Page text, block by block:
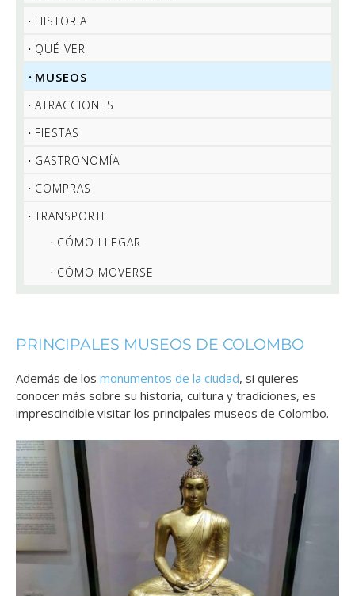
HISTORIA
QUÉ VER
MUSEOS
ATRACCIONES
FIESTAS
GASTRONOMÍA
COMPRAS
TRANSPORTE
CÓMO LLEGAR
CÓMO MOVERSE
PRINCIPALES MUSEOS DE COLOMBO
Además de los monumentos de la ciudad, si quieres
conocer más sobre su historia, cultura y tradiciones, es
imprescindible visitar los principales museos de Colombo.